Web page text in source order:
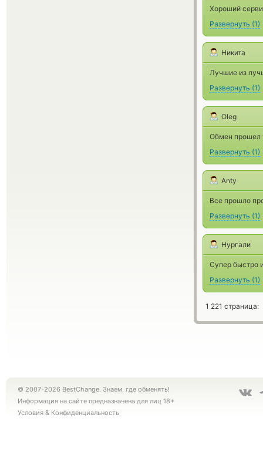
Xороший
Развернуть (1)
Никита
Лучшие из
Развернуть (1)
Oleg
Обмен прошел
Развернуть (1)
Anty
Все прошло
Развернуть (1)
Нургали
Супер быстро
Развернуть (1)
1 221 страница:
© 2007-2026 BestChange. Знаем, где обменять!
Информация на сайте предназначена для лиц 18+
Условия & Конфиденциальность